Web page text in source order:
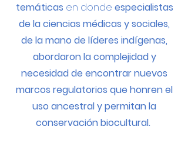
temáticas en donde especialistas
de la ciencias médicas y sociales,
de la mano de líderes indígenas,
abordaron la complejidad y
necesidad de encontrar nuevos
marcos regulatorios que honren el
uso ancestral y permitan la
conservación biocultural.